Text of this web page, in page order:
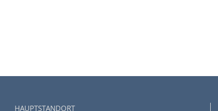
HAUPTSTANDORT